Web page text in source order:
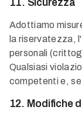
11. Sicurezza
Adottiamo
la riservatezza,
personali
Qualsiasi
competenti e,
12. Modifiche